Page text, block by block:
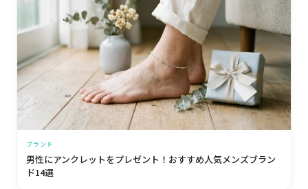
ブランド
男性にアンクレットをプレゼント！おすすめ人気メンズブラン
ド14選